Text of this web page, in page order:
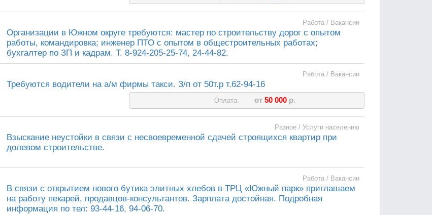
Работа / Вакансии
Организации в Южном округе требуются: мастер по строительству дорог с опытом
работы, командировка; инженер ПТО с опытом в общестроительных работах;
бухгалтер по ЗП и кадрам. Т. 8-924-205-25-74, 24-44-82.
Работа / Вакансии
Требуются водители на а/м фирмы такси. З/п от 50т.р т.62-94-16
Оплата: от50 000 р.
Разное / Услуги населению
Взыскание неустойки в связи с несвоевременной сдачей строящихся квартир при
долевом строительстве.
Работа / Вакансии
В связи с открытием нового бутика элитных хлебов в ТРЦ «Южный парк» приглашаем
на работу пекарей, продавцов-консультантов. Зарплата достойная. Подробная
информация по тел: 93-44-16, 94-06-70.